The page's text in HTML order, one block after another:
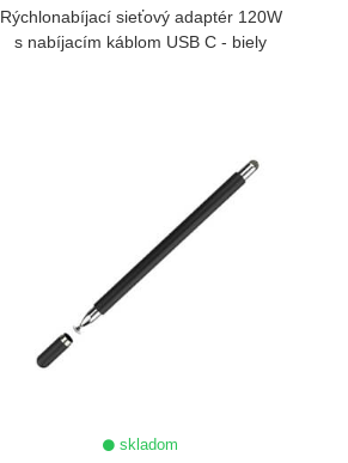
Rýchlonabíjací sieťový adaptér 120W
s nabíjacím káblom USB C - biely
skladom